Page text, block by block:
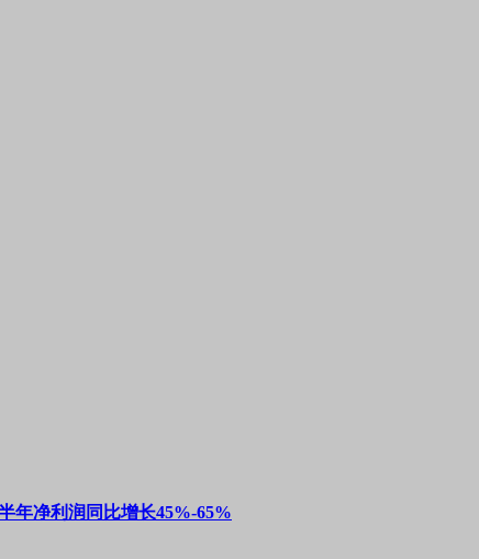
年净利润同比增长45%-65%